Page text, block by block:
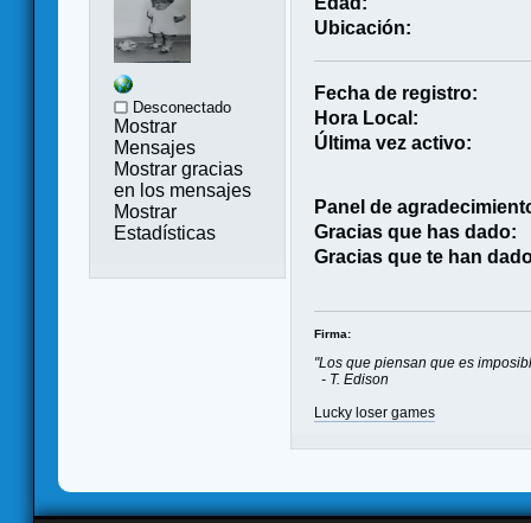
Desconectado
Mostrar
Mensajes
Mostrar gracias
en los mensajes
Mostrar
Estadísticas
Ubicación:
Fecha de registro:
Hora Local:
Última vez activo:
Panel de
Gracias que has dado:
Gracias que te han
Firma:
"Los que piensan que es
- T. Edison
Lucky loser games